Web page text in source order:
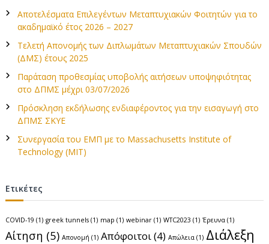
η
η
α
η
Αποτελέσματα Επιλεγέντων Μεταπτυχιακών Φοιτητών για το
ακαδημαϊκό έτος 2026 – 2027
Τελετή Απονομής των Διπλωμάτων Μεταπτυχιακών Σπουδών
(ΔΜΣ) έτους 2025
Παράταση προθεσμίας υποβολής αιτήσεων υποψηφιότητας
στο ΔΠΜΣ μέχρι 03/07/2026
Πρόσκληση εκδήλωσης ενδιαφέροντος για την εισαγωγή στο
ΔΠΜΣ ΣΚΥΕ
Συνεργασία του ΕΜΠ με το Massachusetts Institute of
Technology (MIT)
Ετικέτες
COVID-19 (1) greek tunnels(1) map (1) webinar(1) WTC2023 (1) Έρευνα(1)
Αίτηση (5) Απονομή (1) Απόφοιτοι(4) Απώλεια(1) Διάλεξη